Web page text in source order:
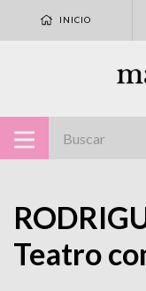
INICIO
Teatro